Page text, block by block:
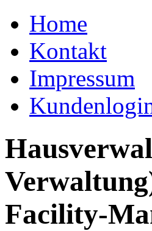
Home
Kontakt
Impressum
Facility-